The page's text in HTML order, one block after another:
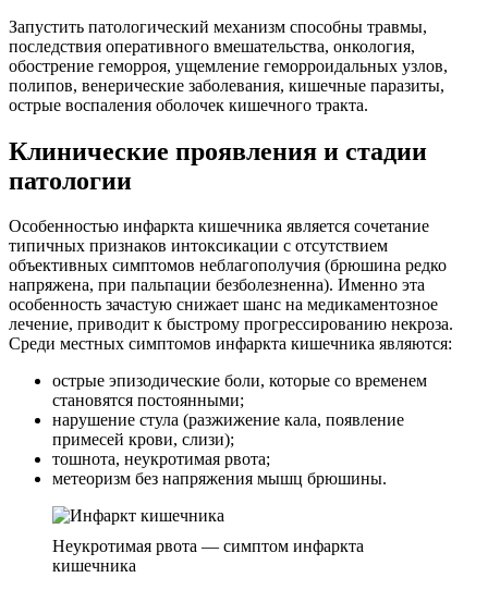
Запустить патологический механизм способны травмы,
последствия оперативного вмешательства, онкология,
обострение геморроя, ущемление геморроидальных узлов,
полипов, венерические заболевания, кишечные паразиты,
острые воспаления оболочек кишечного тракта.
Клинические проявления и стадии
патологии
Особенностью инфаркта кишечника является сочетание
типичных признаков интоксикации с отсутствием
объективных симптомов неблагополучия (брюшина редко
напряжена, при пальпации безболезненна). Именно эта
особенность зачастую снижает шанс на медикаментозное
лечение, приводит к быстрому прогрессированию некроза.
Среди местных симптомов инфаркта кишечника являются:
острые эпизодические боли, которые со временем
становятся постоянными;
нарушение стула (разжижение кала, появление
примесей крови, слизи);
тошнота, неукротимая рвота;
метеоризм без напряжения мышц брюшины.
Неукротимая рвота — симптом инфаркта
кишечника